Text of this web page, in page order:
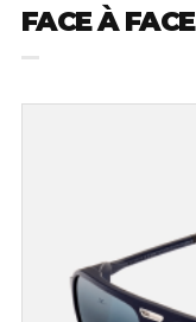
FACE À FACE